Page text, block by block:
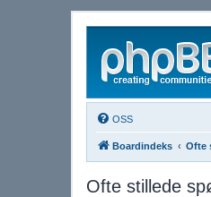
OSS
Boardindeks Ofte
Ofte stillede